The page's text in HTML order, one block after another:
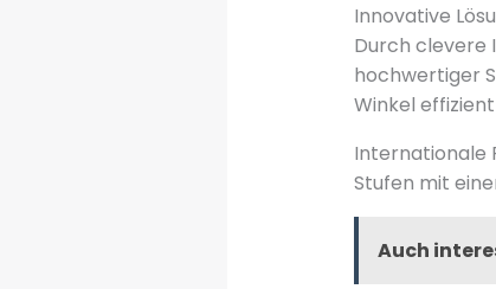
Innovative
Durch clevere
hochwertiger
Winkel
Internationale
Stufen mit
Auch